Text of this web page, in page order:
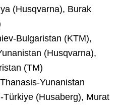
(Husqvarna), Burak
Bulgaristan (KTM),
(Husqvarna),
(TM)
Yunanistan
Türkiye (Husaberg), Murat